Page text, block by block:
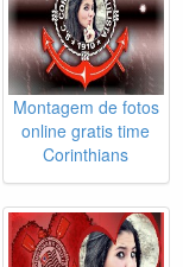
Montagem de fotos
online gratis time
Corinthians